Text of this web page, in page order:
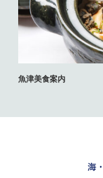
魚津美食案内